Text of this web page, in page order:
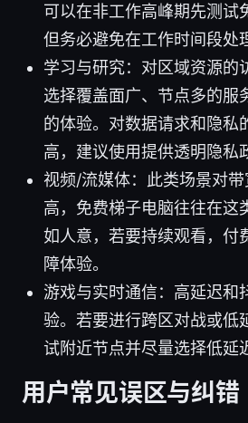
可以在非工作高峰期先测试
但务必避免在工作时间段处
学习与研究：对区域资源的
选择覆盖面广、节点多的服
的体验。对数据请求和隐私
高，建议使用提供透明隐私
视频/流媒体：此类场景对
高，免费梯子电脑往往在这
如人意，若要持续观看，付
障体验。
游戏与实时通信：高延迟和
验。若要进行跨区对战或低
试附近节点并尽量选择低延
用户常见误区与纠错